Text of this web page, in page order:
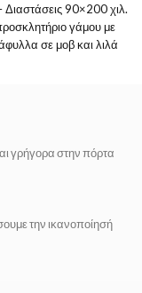
Διαστάσεις 90×200 χιλ.
γάμου με
σε μοβ και λιλά
γρήγορα στην πόρτα
την ικανοποίησή